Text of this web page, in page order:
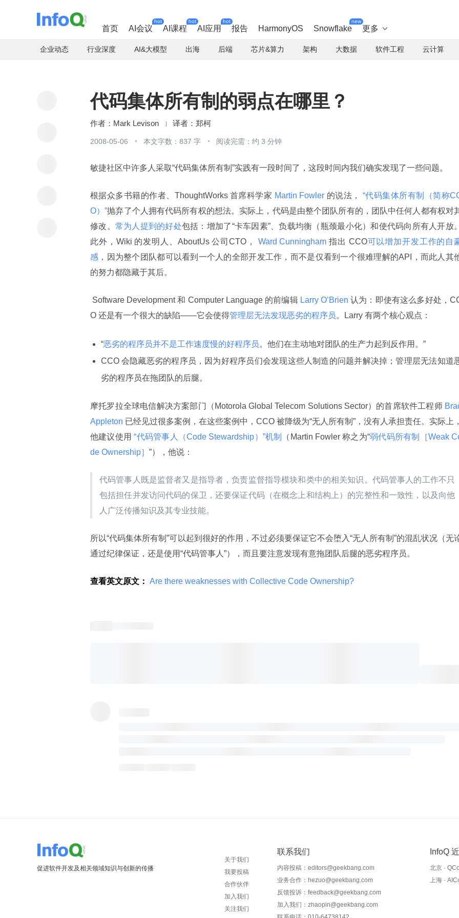
首页 AI会议
hot
AI课程
hot
AI应用
hot
报告 HarmonyOS Snowflake
new
更多 
企业动态 行业深度 AI&大模型 出海 后端 芯片&算力 架构 大数据 软件工程 云计算
代码集体所有制的弱点在哪里？
Mark Levison 郑柯
2008-05-06 本文字数：837 字 阅读完需：约 3 分钟
敏捷社区中许多人采取“代码集体所有制”实践有一段时间了，这段时间内我们确实发现了一些问题。
根据众多书籍的作者、ThoughtWorks 首席科学家 Martin Fowler 的说法，
“代码集体所有制（简称
O）”抛弃了个人拥有代码所有权的想法。实际上，代码是由整个团队所有的，团队中任何人都有权对
修改。 常为人提到的好处包括：增加了“卡车因素”、负载均衡（瓶颈最小化）和使代码向所有人开放
此外，Wiki 的发明人、AboutUs 公司CTO，
Ward Cunningham 指出 CCO可以增加开发工作的自
感 ，因为整个团队都可以看到一个人的全部开发工作，而不是仅看到一个很难理解的API，而此人其
的努力都隐藏于其后。
Software Development 和 Computer Language 的前编辑 Larry O’Brien 认为：即使有这么多好处，
O 还是有一个很大的缺陷——它会使得管理层无法发现恶劣的程序员。Larry 有两个核心观点：
“恶劣的程序员并不是工作速度慢的好程序员。他们在主动地对团队的生产力起到反作用。”
CCO 会隐藏恶劣的程序员，因为好程序员们会发现这些人制造的问题并解决掉；管理层无法知道
劣的程序员在拖团队的后腿。
摩托罗拉全球电信解决方案部门（Motorola Global Telecom Solutions Sector）的首席软件工程师
Appleton 已经见过很多案例，在这些案例中，CCO 被降级为“无人所有制”，没有人承担责任。实际上
他建议使用 “代码管事人（Code Stewardship）”机制 （Martin Fowler 称之为“弱代码所有制［Weak
de Ownership］ ”），他说：
代码管事人既是监督者又是指导者，负责监督指导模块和类中的相关知识。代码管事人的工作不只
包括担任并发访问代码的保卫，还要保证代码（在概念上和结构上）的完整性和一致性，以及向他
人广泛传播知识及其专业技能。
所以“代码集体所有制”可以起到很好的作用，不过必须要保证它不会堕入“无人所有制”的混乱状况（无
通过纪律保证，还是使用“代码管事人”），而且要注意发现有意拖团队后腿的恶劣程序员。
查看英文原文： Are there weaknesses with Collective Code Ownership?
促进软件开发及相关领域知识与创新的传播
关于我们
我要投稿
合作伙伴
加入我们
关注我们
联系我们
内容投稿：editors@geekbang.com
业务合作：hezuo@geekbang.com
反馈投诉：feedback@geekbang.com
加入我们：zhaopin@geekbang.com
InfoQ
北京 ·
上海 ·